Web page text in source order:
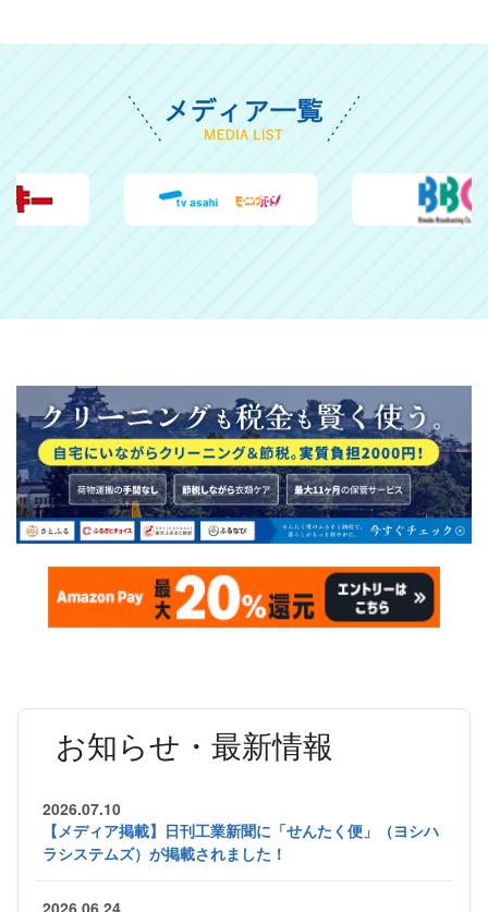
お知らせ・最新情報
2026.07.10
【メディア掲載】日刊工業新聞に「せんたく便」（ヨシハ
ラシステムズ）が掲載されました！